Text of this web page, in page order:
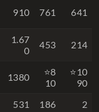
910 761 641
1.67
0
453 214
1380
⭐8
10
⭐10
90
531 186 2